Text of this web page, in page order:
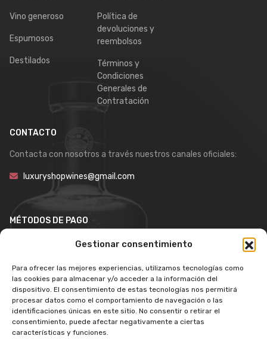
Gestionar consentimiento
Para ofrecer las mejores experiencias, utilizamos tecnologías como
las cookies para almacenar y/o acceder a la información del
dispositivo. El consentimiento de estas tecnologías nos permitirá
procesar datos como el comportamiento de navegación o las
identificaciones únicas en este sitio. No consentir o retirar el
consentimiento, puede afectar negativamente a ciertas
características y funciones.
Vino generoso
Espumosos
Destilados
Política de
devoluciones y
reembolsos
Términos y
Condiciones
Generales de
Contratación
CONTACTO
Contacta con nosotros a través nuestros canales oficiales:
luxuryshopwines@gmail.com
MÉTODOS DE PAGO